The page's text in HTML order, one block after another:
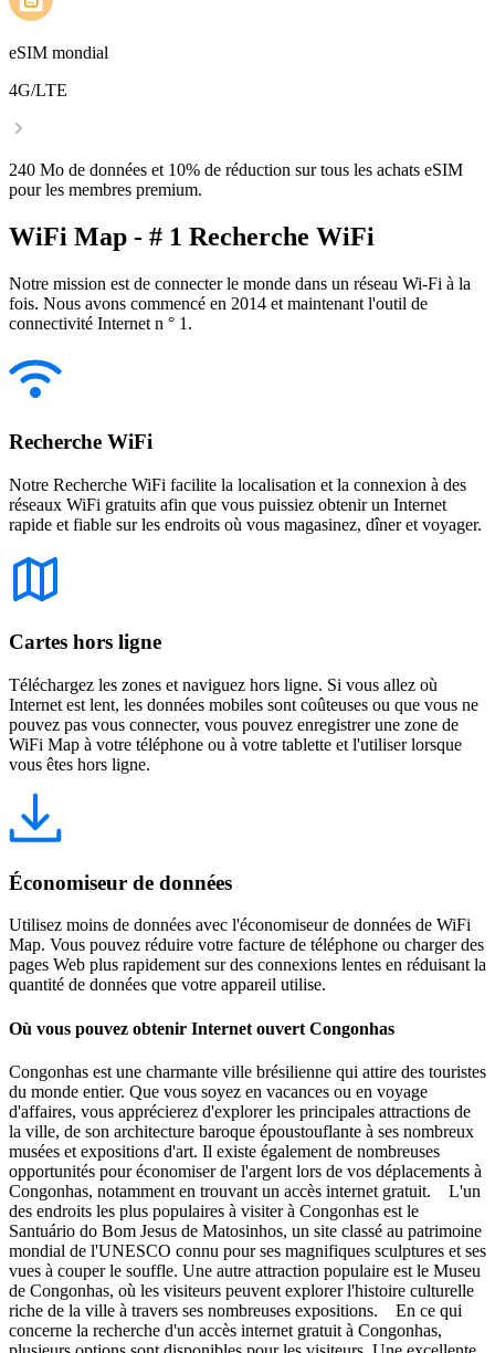
eSIM mondial
4G/LTE
240 Mo de données et 10% de réduction sur tous les achats eSIM
pour les membres premium.
WiFi Map - # 1 Recherche WiFi
Notre mission est de connecter le monde dans un réseau Wi-Fi à la
fois. Nous avons commencé en 2014 et maintenant l'outil de
connectivité Internet n ° 1.
Recherche WiFi
Notre Recherche WiFi facilite la localisation et la connexion à des
réseaux WiFi gratuits afin que vous puissiez obtenir un Internet
rapide et fiable sur les endroits où vous magasinez, dîner et voyager.
Cartes hors ligne
Téléchargez les zones et naviguez hors ligne. Si vous allez où
Internet est lent, les données mobiles sont coûteuses ou que vous ne
pouvez pas vous connecter, vous pouvez enregistrer une zone de
WiFi Map à votre téléphone ou à votre tablette et l'utiliser lorsque
vous êtes hors ligne.
Économiseur de données
Utilisez moins de données avec l'économiseur de données de WiFi
Map. Vous pouvez réduire votre facture de téléphone ou charger des
pages Web plus rapidement sur des connexions lentes en réduisant la
quantité de données que votre appareil utilise.
Où vous pouvez obtenir Internet ouvert Congonhas
Congonhas est une charmante ville brésilienne qui attire des touristes
du monde entier. Que vous soyez en vacances ou en voyage
d'affaires, vous apprécierez d'explorer les principales attractions de
la ville, de son architecture baroque époustouflante à ses nombreux
musées et expositions d'art. Il existe également de nombreuses
opportunités pour économiser de l'argent lors de vos déplacements à
Congonhas, notamment en trouvant un accès internet gratuit. L'un
des endroits les plus populaires à visiter à Congonhas est le
Santuário do Bom Jesus de Matosinhos, un site classé au patrimoine
mondial de l'UNESCO connu pour ses magnifiques sculptures et ses
vues à couper le souffle. Une autre attraction populaire est le Museu
de Congonhas, où les visiteurs peuvent explorer l'histoire culturelle
riche de la ville à travers ses nombreuses expositions. En ce qui
concerne la recherche d'un accès internet gratuit à Congonhas,